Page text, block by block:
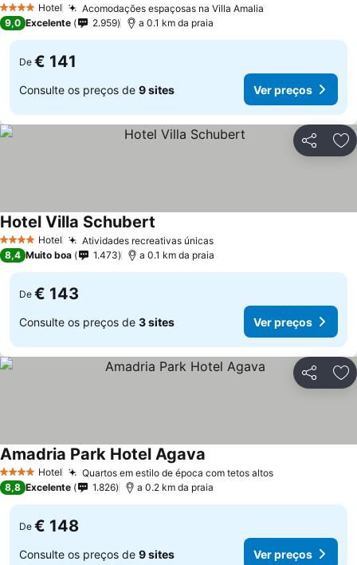
4 EstrelasHotel Acomodações espaçosas na Villa Amalia
9,0 Excelente 2.959 a 0.1 km da praia
De € 141
Consulte os preços de 9 sites Ver preços
Partilhar
4 EstrelasHotel Atividades recreativas únicas
Hotel Villa Schubert
8,4 Muito boa 1.473 a 0.1 km da praia
De € 143
Consulte os preços de 3 sites Ver preços
Partilhar
4 EstrelasHotel Quartos em estilo de época com tetos altos
Amadria Park Hotel Agava
8,8 Excelente 1.826 a 0.2 km da praia
De € 148
Consulte os preços de 9 sites Ver preços